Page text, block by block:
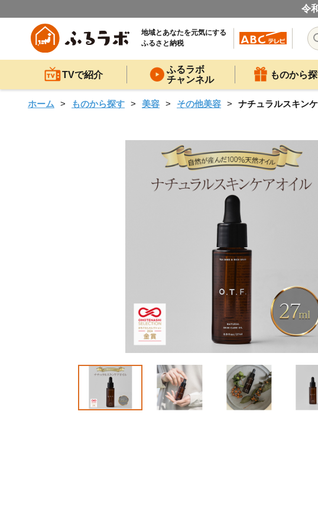
令
地域とあなたを元気にする
ふるさと納税
TVで紹介
ふるラボ
チャンネル
ものから
ホーム ものから探す 美容 その他美容 ナチュラルスキン